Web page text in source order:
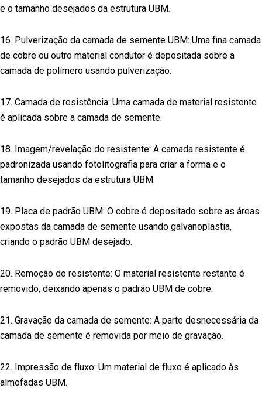
e o tamanho desejados da estrutura UBM.
16. Pulverização da camada de semente UBM: Uma fina camada
de cobre ou outro material condutor é depositada sobre a
camada de polímero usando pulverização.
17. Camada de resistência: Uma camada de material resistente
é aplicada sobre a camada de semente.
18. Imagem/revelação do resistente: A camada resistente é
padronizada usando fotolitografia para criar a forma e o
tamanho desejados da estrutura UBM.
19. Placa de padrão UBM: O cobre é depositado sobre as áreas
expostas da camada de semente usando galvanoplastia,
criando o padrão UBM desejado.
20. Remoção do resistente: O material resistente restante é
removido, deixando apenas o padrão UBM de cobre.
21. Gravação da camada de semente: A parte desnecessária da
camada de semente é removida por meio de gravação.
22. Impressão de fluxo: Um material de fluxo é aplicado às
almofadas UBM.